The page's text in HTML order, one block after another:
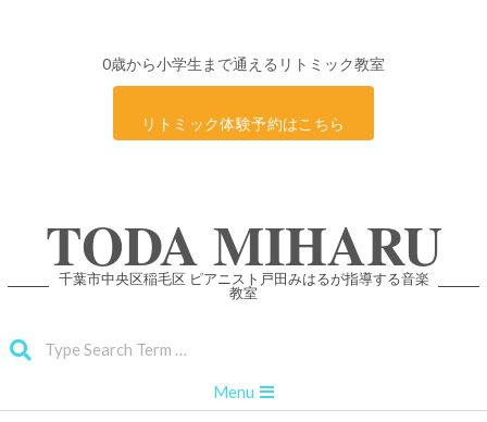
0歳から小学生まで通えるリトミック教室
リトミック体験予約はこちら
TODA MIHARU
千葉市中央区稲毛区 ピアニスト戸田みはるが指導する音楽
教室
Navigation
Menu